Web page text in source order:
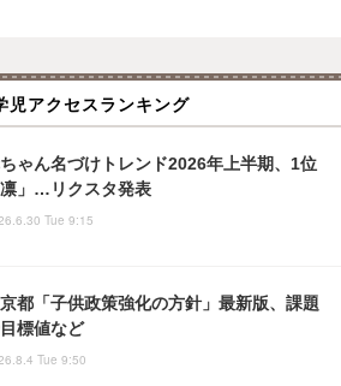
児アクセスランキング
ゃん名づけトレンド2026年上半期、1位
凛」…リクスタ発表
Tue 9:15
都「子供政策強化の方針」最新版、課題
標値など
Tue 9:50